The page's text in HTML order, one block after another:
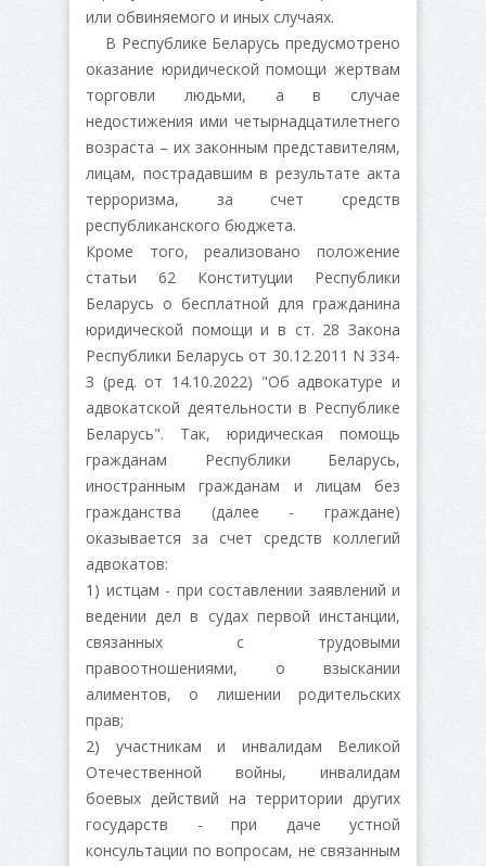
или обвиняемого и иных случаях.
В Республике Беларусь предусмотрено
оказание юридической помощи жертвам
торговли людьми, а в случае
недостижения ими четырнадцатилетнего
возраста – их законным представителям,
лицам, пострадавшим в результате акта
терроризма, за счет средств
республиканского бюджета.
Кроме того, реализовано положение
статьи 62 Конституции Республики
Беларусь о бесплатной для гражданина
юридической помощи и в ст. 28 Закона
Республики Беларусь от 30.12.2011 N 334-
З (ред. от 14.10.2022) "Об адвокатуре и
адвокатской деятельности в Республике
Беларусь". Так, юридическая помощь
гражданам Республики Беларусь,
иностранным гражданам и лицам без
гражданства (далее - граждане)
оказывается за счет средств коллегий
адвокатов:
1) истцам - при составлении заявлений и
ведении дел в судах первой инстанции,
связанных с трудовыми
правоотношениями, о взыскании
алиментов, о лишении родительских
прав;
2) участникам и инвалидам Великой
Отечественной войны, инвалидам
боевых действий на территории других
государств - при даче устной
консультации по вопросам, не связанным